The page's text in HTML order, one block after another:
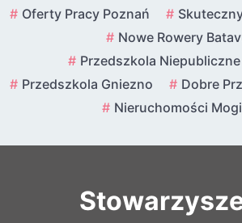
SkipOferty Pracy Poznań
Nowe Rowery
Przedszkola
Przedszkola Gniezno
Dobre
Nieruchomości